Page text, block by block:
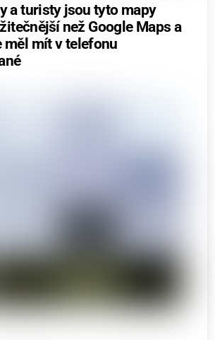
a turisty jsou tyto mapy
než Google Maps a
měl mít v telefonu